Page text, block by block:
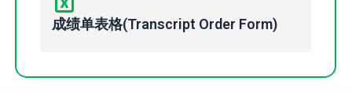
成绩单表格(Transcript Order Form)